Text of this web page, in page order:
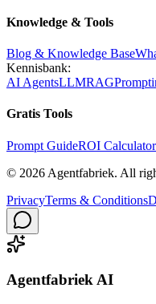
Knowledge & Tools
Blog & Knowledge Base
Kennisbank:
AI AgentsLLMRAG
Gratis Tools
Prompt GuideROI Calculator
© 2026 Agentfabriek. All
PrivacyTerms & Conditions
Agentfabriek AI